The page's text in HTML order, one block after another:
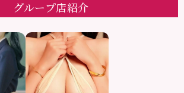
グループ店紹介